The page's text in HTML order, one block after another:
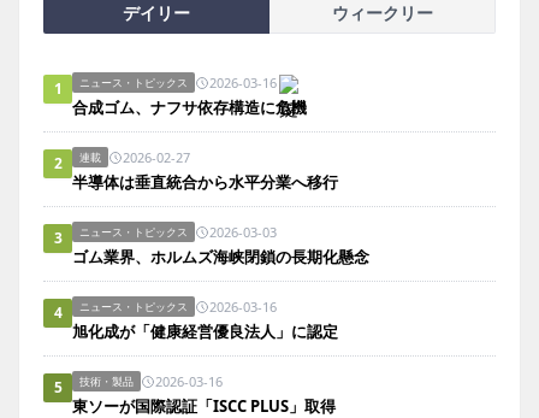
デイリー ウィークリー
1 ニュース・トピックス 2026-03-16
合成ゴム、ナフサ依存構造に危機
2 連載 2026-02-27
半導体は垂直統合から水平分業へ移行
3 ニュース・トピックス 2026-03-03
ゴム業界、ホルムズ海峡閉鎖の長期化懸念
4 ニュース・トピックス 2026-03-16
旭化成が「健康経営優良法人」に認定
5 技術・製品 2026-03-16
東ソーが国際認証「ISCC PLUS」取得